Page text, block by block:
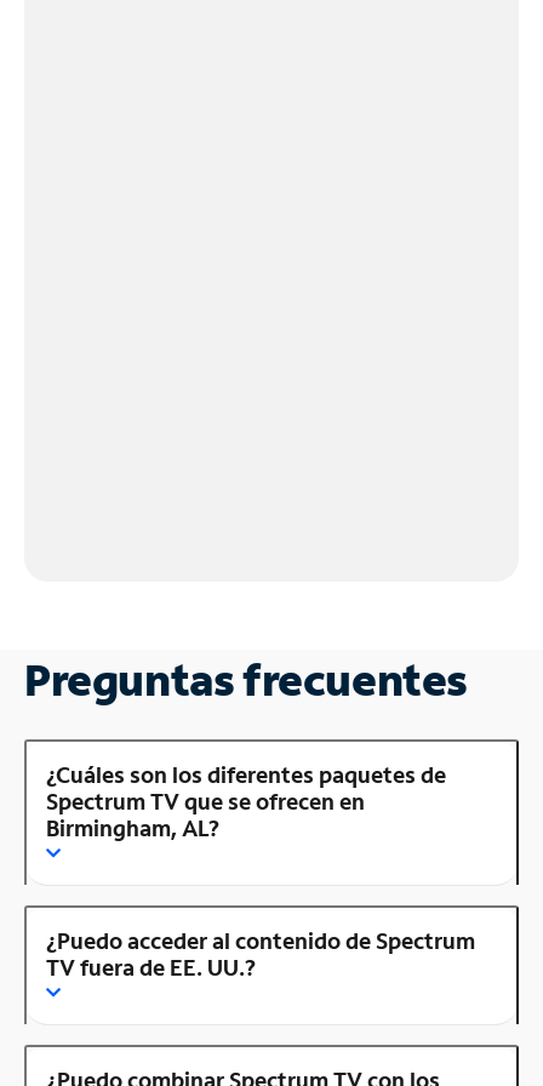
Preguntas frecuentes
¿Cuáles son los diferentes paquetes de
Spectrum TV que se ofrecen en
Birmingham, AL?
¿Puedo acceder al contenido de Spectrum
TV fuera de EE. UU.?